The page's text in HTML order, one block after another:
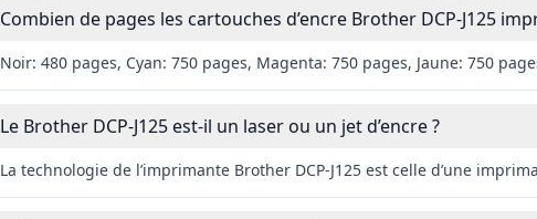
Combien de pages les cartouches d’encre Brother DCP-J125
Noir: 480 pages, Cyan: 750 pages, Magenta: 750 pages, Jaune: 750
Le Brother DCP-J125 est-il un laser ou un jet d’encre ?
La technologie de l’imprimante Brother DCP-J125 est celle d’une